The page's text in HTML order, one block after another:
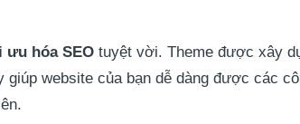
ưu hóa SEO tuyệt vời. Theme được xây
website của bạn dễ dàng được các